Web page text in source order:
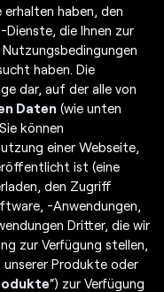
haben, den
die Ihnen zur
haben. Die
dar, auf der alle von
Daten (wie unten
können
einer Webseite,
ist (eine
den Zugriff
-Anwendungen,
Dritter, die wir
zur Verfügung stellen,
Produkte oder
“) zur Verfügung